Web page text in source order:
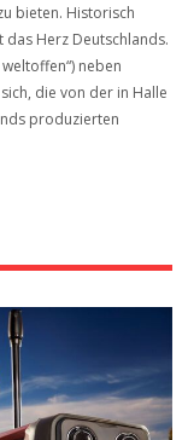
bieten. Historisch
das Herz Deutschlands.
neben
die von der in Halle
produzierten